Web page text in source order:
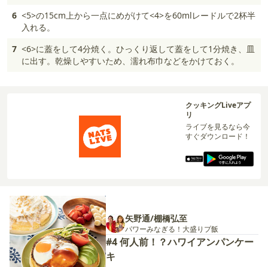
6 <5>の15cm上から一点にめがけて<4>を60mlレードルで2杯半
入れる。
7 <6>に蓋をして4分焼く。ひっくり返して蓋をして1分焼き、皿
に出す。乾燥しやすいため、濡れ布巾などをかけておく。
クッキングLiveアプ
リ
ライブを見るなら今
すぐダウンロード！
矢野通/棚橋弘至
パワーみなぎる！大盛りプ飯
#4 何人前！？ハワイアンパンケー
キ